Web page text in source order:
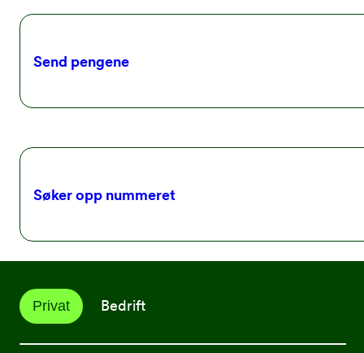
Send pengene
Søker opp nummeret
Privat Bedrift